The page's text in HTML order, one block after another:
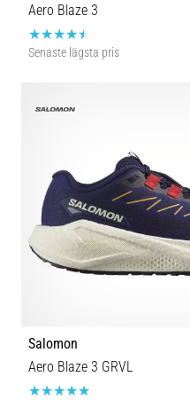
Aero Blaze 3
Senaste lägsta pris
Salomon
Aero Blaze 3 GRVL